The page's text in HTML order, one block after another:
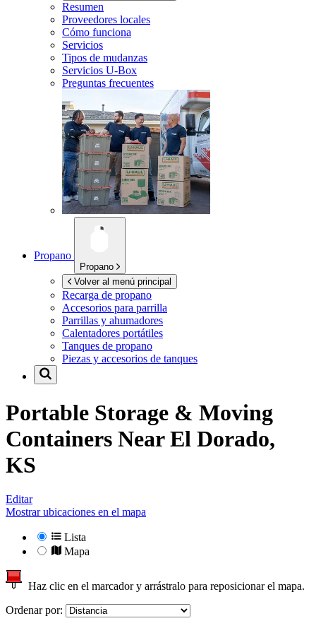
Resumen
Proveedores locales
Cómo funciona
Servicios
Tipos de mudanzas
Servicios U-Box
Preguntas frecuentes
Propano
Propano
Volver al menú principal
Recarga de propano
Accesorios para parrilla
Parrillas y ahumadores
Calentadores portátiles
Tanques de propano
Piezas y accesorios de tanques
Portable Storage & Moving
Containers NearEl Dorado,
KS
Editar
Mostrar ubicaciones en el mapa
Lista
Mapa
Haz clic en el marcador y arrástralo para reposicionar el mapa.
Ordenar por: